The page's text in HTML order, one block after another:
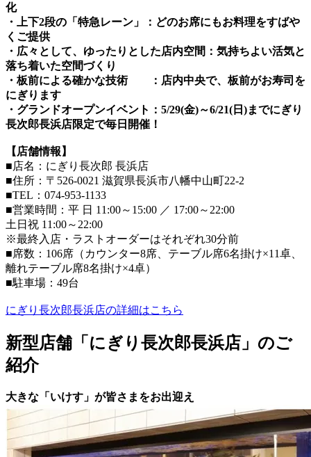
化
・上下2段の「特急レーン」：どのお席にもお料理をすばや
くご提供
・広々として、ゆったりとした店内空間：気持ちよい活気と
落ち着いた空間づくり
・板前による確かな技術 ：店内中央で、板前がお寿司を
にぎります
・グランドオープンイベント：5/29(金)～6/21(日)までにぎり
長次郎長浜店限定で毎日開催！
【店舗情報】
■店名：にぎり長次郎 長浜店
■住所：〒526-0021 滋賀県長浜市八幡中山町22-2
■TEL：074-953-1133
■営業時間：平 日 11:00～15:00 ／ 17:00～22:00
土日祝 11:00～22:00
※最終入店・ラストオーダーはそれぞれ30分前
■席数：106席（カウンター8席、テーブル席6名掛け×11卓、
離れテーブル席8名掛け×4卓）
■駐車場：49台
にぎり長次郎長浜店の詳細はこちら
新型店舗「にぎり長次郎長浜店」のご
紹介
大きな「いけす」が皆さまをお出迎え